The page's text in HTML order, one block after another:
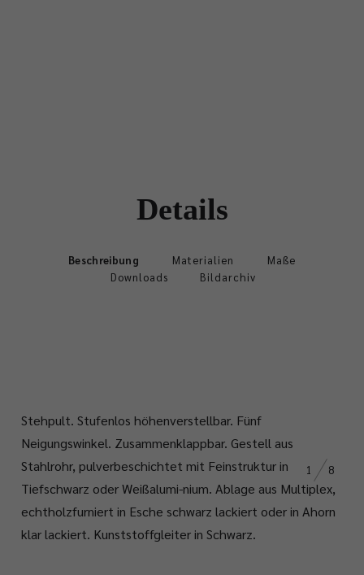
Details
Beschreibung Materialien
Maße
Downloads
Bildarchiv
1 8
Stehpult. Stufenlos höhenverstellbar. Fünf
Neigungswinkel. Zusammenklappbar. Gestell aus
Stahlrohr, pulverbeschichtet mit Feinstruktur in
Tiefschwarz oder Weißalumi-nium. Ablage aus Multiplex,
echtholzfurniert in Esche schwarz lackiert oder in Ahorn
klar lackiert. Kunststoffgleiter in Schwarz.